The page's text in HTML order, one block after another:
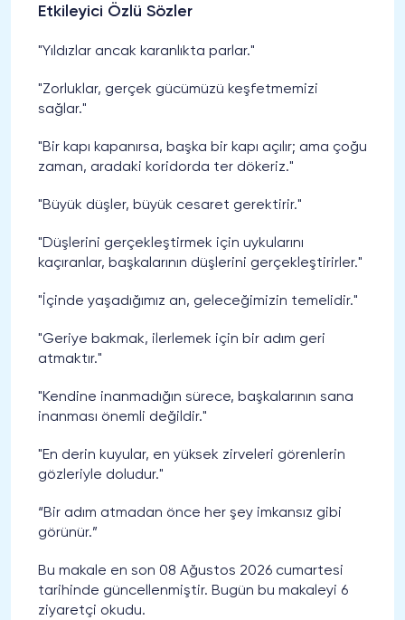
Etkileyici Özlü Sözler
"Yıldızlar ancak karanlıkta parlar."
"Zorluklar, gerçek gücümüzü keşfetmemizi
sağlar."
"Bir kapı kapanırsa, başka bir kapı açılır; ama çoğu
zaman, aradaki koridorda ter dökeriz."
"Büyük düşler, büyük cesaret gerektirir."
"Düşlerini gerçekleştirmek için uykularını
kaçıranlar, başkalarının düşlerini gerçekleştirirler."
"İçinde yaşadığımız an, geleceğimizin temelidir."
"Geriye bakmak, ilerlemek için bir adım geri
atmaktır."
"Kendine inanmadığın sürece, başkalarının sana
inanması önemli değildir."
"En derin kuyular, en yüksek zirveleri görenlerin
gözleriyle doludur."
“Bir adım atmadan önce her şey imkansız gibi
görünür.”
Bu makale en son 08 Ağustos 2026 cumartesi
tarihinde güncellenmiştir. Bugün bu makaleyi 6
ziyaretçi okudu.